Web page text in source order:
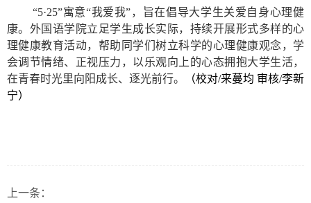
“5·25”寓意“我爱我”，旨在倡导大学生关爱自身心理健
康。外国语学院立足学生成长实际，持续开展形式多样的心
理健康教育活动，帮助同学们树立科学的心理健康观念，学
会调节情绪、正视压力，以乐观向上的心态拥抱大学生活，
在青春时光里向阳成长、逐光前行。
（校对/来蔓均 审核/李新
宁）
上一条：